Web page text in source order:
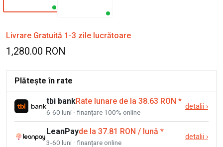
Livrare Gratuită 1-3 zile lucrătoare
1,280.00 RON
Plătește în rate
tbi bankRate lunare de la 38.63 RON *
6-60 luni · finanțare 100% online
detalii ›
LeanPayde la 37.81 RON / lună *
3-60 luni · finanțare online
detalii ›